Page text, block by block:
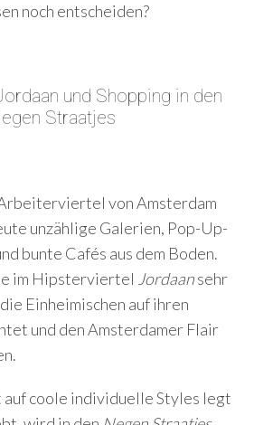
noch entscheiden?
und Shopping in den
Straatjes
von Amsterdam
unzählige Galerien, Pop-Up-
bunte Cafés aus dem Boden.
im Hipsterviertel Jordaansehr
Einheimischen auf ihren
und den Amsterdamer Flair
coole individuelle Styles legt